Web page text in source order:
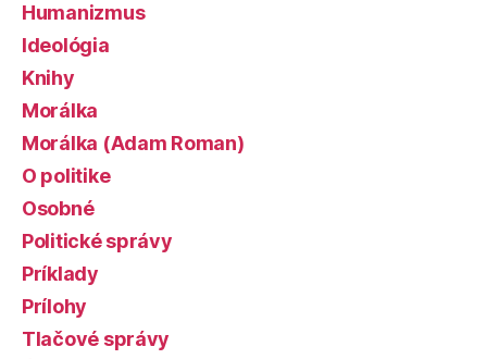
Humanizmus
Ideológia
Knihy
Morálka
Morálka (Adam Roman)
O politike
Osobné
Politické správy
Príklady
Prílohy
Tlačové správy